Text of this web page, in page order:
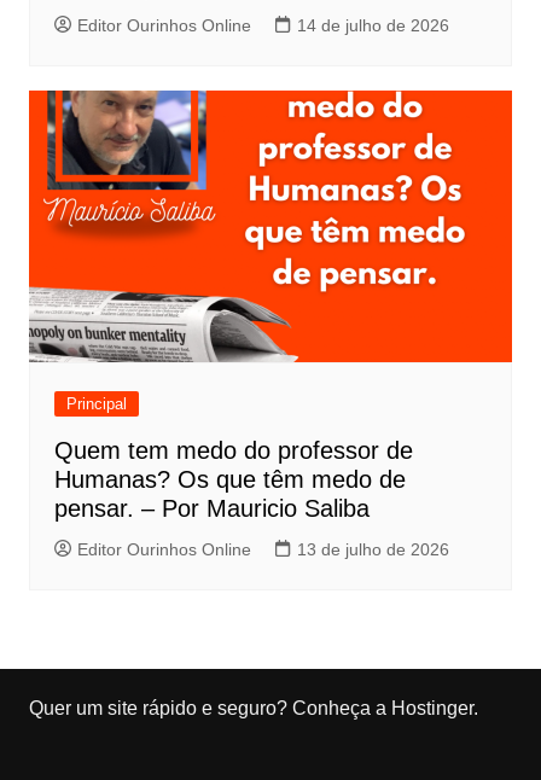
Editor Ourinhos Online 14 de julho de 2026
Principal
Quem tem medo do professor de
Humanas? Os que têm medo de
pensar. – Por Mauricio Saliba
Editor Ourinhos Online 13 de julho de 2026
Quer um site rápido e seguro? Conheça a Hostinger.